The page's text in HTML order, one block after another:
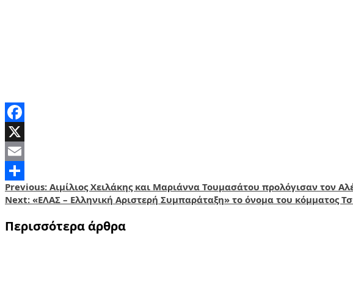
Facebook
X
Email
Share
Post
navigation
Previous: Αιμίλιος Χειλάκης και Μαριάννα Τουμασάτου προλόγισαν τον
Next: «ΕΛΑΣ – Ελληνική Αριστερή Συμπαράταξη» το όνομα του κόμματος
Περισσότερα άρθρα